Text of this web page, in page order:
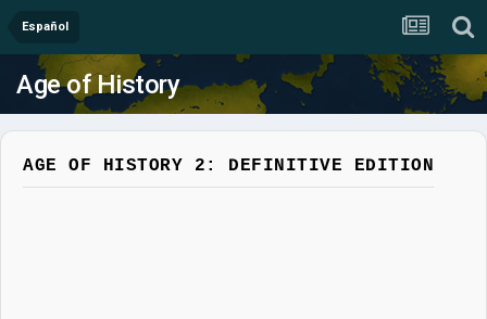
Español
Age of History
AGE OF HISTORY 2: DEFINITIVE EDITION